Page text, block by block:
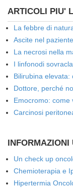
ARTICOLI PIU'
La febbre di
Ascite nel
La necrosi nella
I linfonodi
Bilirubina elevata:
Dottore, perché
Emocromo: come
Carcinosi
INFORMAZIONI
Un check up
Chemioterapia e
Hipertermia